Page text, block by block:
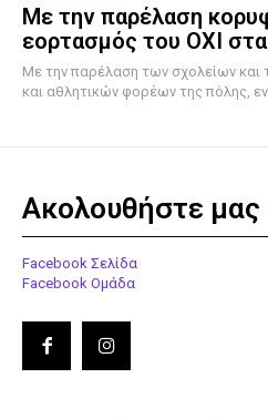
Με την παρέλαση
εορτασμός του ΟΧΙ
Με την παρέλαση των σχολείων και
και αθλητικών φορέων της πόλης,
Ακολουθήστε μας
Facebook Σελίδα
Facebook Ομάδα